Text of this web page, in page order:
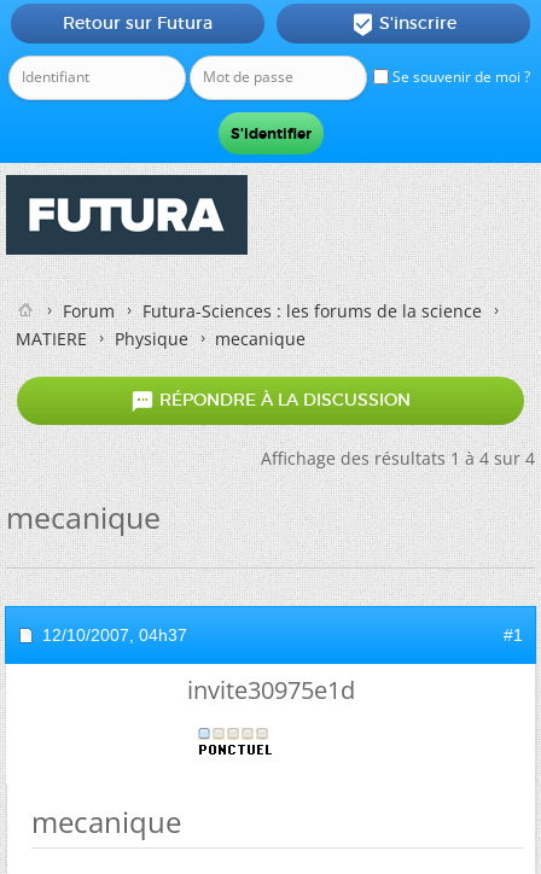
Se souvenir de moi ?
Retour sur Futura  S'inscrire
Forum
Futura-Sciences : les forums de la science
MATIERE
Physique mecanique
 RÉPONDRE À LA DISCUSSION
Affichage des résultats 1 à 4 sur 4
mecanique
12/10/2007, 04h37 #1
invite30975e1d
mecanique